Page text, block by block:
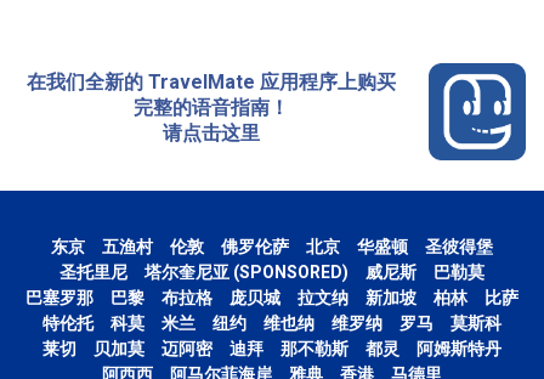
在我们全新的 TravelMate 应用程序上购买
完整的语音指南！
请点击这里
东京 五渔村 伦敦 佛罗伦萨 北京 华盛顿
圣彼得堡
圣托里尼
塔尔奎尼亚 (SPONSORED) 威尼斯
巴勒莫
巴塞罗那
巴黎 布拉格 庞贝城 拉文纳 新加坡 柏林
比萨
特伦托
科莫 米兰 纽约 维也纳 维罗纳 罗马
莫斯科
莱切
贝加莫 迈阿密 迪拜 那不勒斯 都灵
阿姆斯特丹
阿西西
阿马尔菲海岸 雅典 香港 马德里